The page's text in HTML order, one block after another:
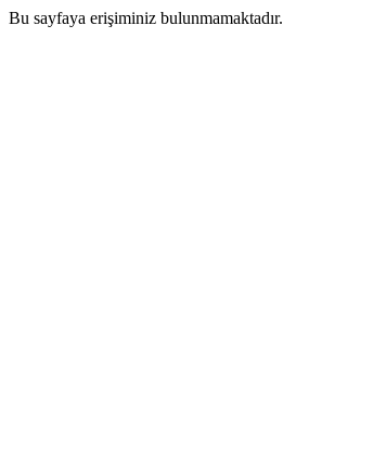
Bu sayfaya erişiminiz bulunmamaktadır.